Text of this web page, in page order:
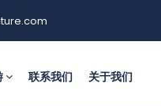
联系我们 关于我们